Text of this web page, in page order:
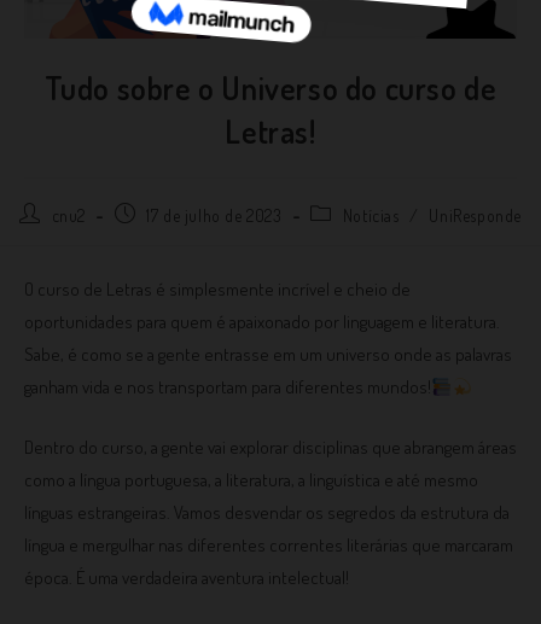
Tudo sobre o Universo do curso de
Letras!
cnu2 17 de julho de 2023 Notícias UniResponde
O curso de Letras é simplesmente incrível e cheio de
oportunidades para quem é apaixonado por linguagem e literatura.
Sabe, é como se a gente entrasse em um universo onde as palavras
ganham vida e nos transportam para diferentes mundos!
Dentro do curso, a gente vai explorar disciplinas que abrangem áreas
como a língua portuguesa, a literatura, a linguística e até mesmo
línguas estrangeiras. Vamos desvendar os segredos da estrutura da
língua e mergulhar nas diferentes correntes literárias que marcaram
época. É uma verdadeira aventura intelectual!